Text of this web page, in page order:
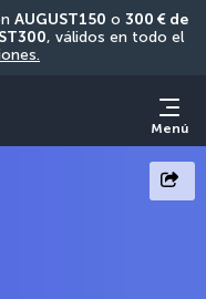
AUGUST150 o 300 € de
, válidos en todo el
Menú